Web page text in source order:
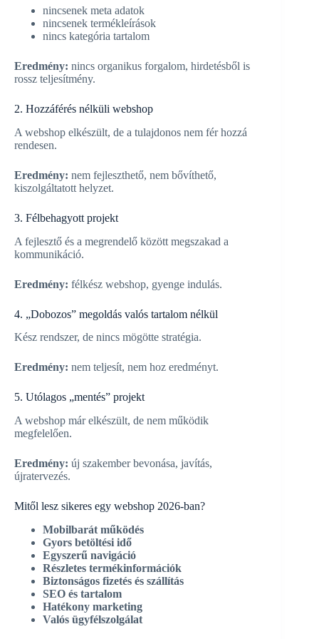
nincsenek meta adatok
nincsenek termékleírások
nincs kategória tartalom
Eredmény: nincs organikus forgalom, hirdetésből is
rossz teljesítmény.
2. Hozzáférés nélküli webshop
A webshop elkészült, de a tulajdonos nem fér hozzá
rendesen.
Eredmény: nem fejleszthető, nem bővíthető,
kiszolgáltatott helyzet.
3. Félbehagyott projekt
A fejlesztő és a megrendelő között megszakad a
kommunikáció.
Eredmény: félkész webshop, gyenge indulás.
4. „Dobozos” megoldás valós tartalom nélkül
Kész rendszer, de nincs mögötte stratégia.
Eredmény: nem teljesít, nem hoz eredményt.
5. Utólagos „mentés” projekt
A webshop már elkészült, de nem működik
megfelelően.
Eredmény: új szakember bevonása, javítás,
újratervezés.
Mitől lesz sikeres egy webshop 2026-ban?
Mobilbarát működés
Gyors betöltési idő
Egyszerű navigáció
Részletes termékinformációk
Biztonságos fizetés és szállítás
SEO és tartalom
Hatékony marketing
Valós ügyfélszolgálat